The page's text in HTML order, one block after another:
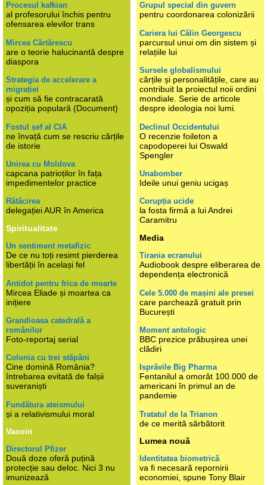
Procesul kafkian
al profesorului închis pentru
ofensarea elevilor trans
Mircea Cărtărescu
are o teorie halucinantă despre
diaspora
Strategia de accelerare a
migrației
și cum să fie contracarată
opoziția populară (Document)
Fostul șef al CIA
ne învață cum se rescriu cărțile
de istorie
Unirea cu Moldova
capcana patrioților în fața
impedimentelor practice
Rătăcirea
delegației AUR în America
Spiritualitate
Un sentiment metafizic
De ce nu toți resimt pierderea
libertății în același fel
Antidot pentru frica de moarte
Mircea Eliade și moartea ca
inițiere
Grandioasa catedrală a
românilor
Foto-reportaj serial
Colonia cu trei stăpâni
Cine domină România?
întrebarea evitată de falșii
suveraniști
Fundătura ateismului
și a relativismului moral
Vaccin
Directorul Pfizer
Două doze oferă puțină
protecție sau deloc. Nici 3 nu
imunizează
Grupul special din guvern
pentru coordonarea colonizării
Cariera lui Călin Georgescu
parcursul unui om din sistem și
relațiile lui
Sursele globalismului
cărțile și personalitățile, care au
contribuit la proiectul noii ordini
mondiale. Serie de articole
despre ideologia noi lumi.
Declinul Occidentului
O recenzie foileton a
capodoperei lui Oswald
Spengler
Unabomber
Ideile unui geniu ucigaș
Corupția ucide
la fosta firmă a lui Andrei
Caramitru
Media
Tirania ecranului
Audiobook despre eliberarea de
dependența electronică
Cele 5.000 de mașini ale presei
care parchează gratuit prin
București
Moment antologic
BBC prezice prăbușirea unei
clădiri
Isprăvile Big Pharma
Fentanilul a omorât 100.000 de
americani în primul an de
pandemie
Tratatul de la Trianon
de ce merită sărbătorit
Lumea nouă
Identitatea biometrică
va fi necesară repornirii
economiei, spune Tony Blair